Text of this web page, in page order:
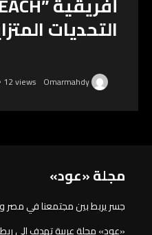
التحديات
12 views
مجلة «عود»
جسر يربط بين مجتمعنا في مصر
«عود» مجلة عربية تهدف إلى